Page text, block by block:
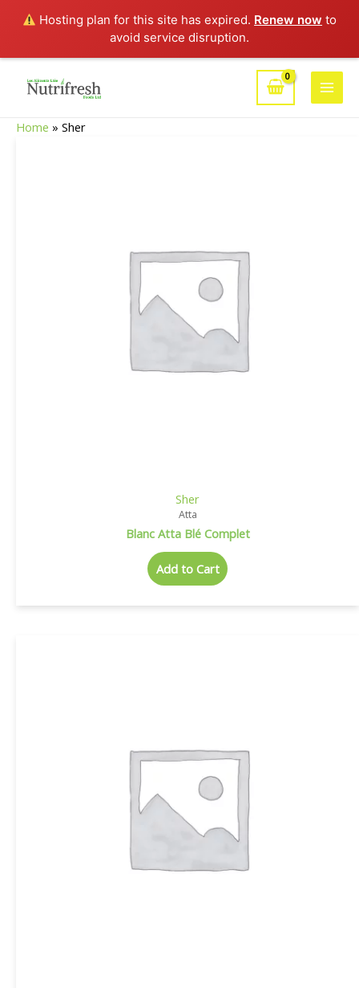
Hosting plan for this site has expired. Renew now to
avoid service disruption.
Main
Home » Sher
Sher
Atta
Blanc Atta Blé Complet
Add to Cart